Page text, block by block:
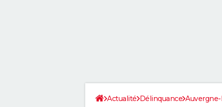
Actualité Délinquance